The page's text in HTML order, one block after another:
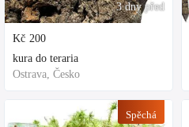
3 dny před
Kč 200
kura do teraria
Ostrava, Česko
Spěchá